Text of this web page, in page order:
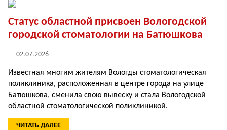
Статус областной присвоен Вологодской
городской стоматологии на Батюшкова
02.07.2026
Известная многим жителям Вологды стоматологическая
поликлиника, расположенная в центре города на улице
Батюшкова, сменила свою вывеску и стала Вологодской
областной стоматологической поликлиникой.
ЧИТАТЬ ДАЛЕЕ